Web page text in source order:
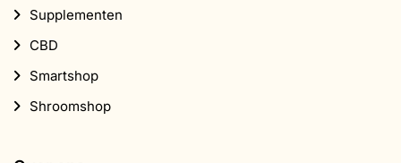
Over Smartific
Partners
Affiliate programma
Nieuwsbrief